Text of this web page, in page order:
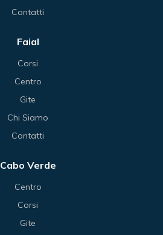
Contatti
Faial
Corsi
Centro
Gite
Chi Siamo
Contatti
Cabo Verde
Centro
Corsi
Gite